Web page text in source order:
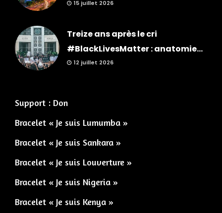
15 juillet 2026
Treize ans après le cri
#BlackLivesMatter : anatomie...
12 juillet 2026
Support : Don
Bracelet « Je suis Lumumba »
Bracelet « Je suis Sankara »
Bracelet « Je suis Louverture »
Bracelet « Je suis Nigeria »
Bracelet « Je suis Kenya »